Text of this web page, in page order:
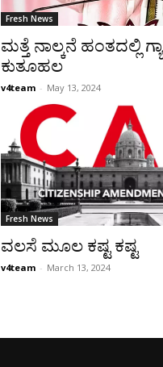
Fresh News
ಮತ್ತೆ ನಾಲ್ಕನೆ ಹಂತದಲ್ಲಿ
ಕುತೂಹಲ
v4team - May 13, 2024
Fresh News
ವಲಸೆ ಮೂಲ ಕಷ್ಟ ಕಷ್ಟ
v4team - March 13, 2024